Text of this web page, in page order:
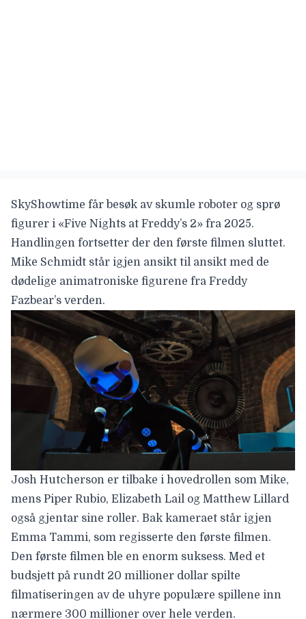
SkyShowtime får besøk av skumle roboter og sprø
figurer i «Five Nights at Freddy’s 2» fra 2025.
Handlingen fortsetter der den første filmen sluttet.
Mike Schmidt står igjen ansikt til ansikt med de
dødelige animatroniske figurene fra Freddy
Fazbear’s verden.
Josh Hutcherson er tilbake i hovedrollen som Mike,
mens Piper Rubio, Elizabeth Lail og Matthew Lillard
også gjentar sine roller. Bak kameraet står igjen
Emma Tammi, som regisserte den første filmen.
Den første filmen ble en enorm suksess. Med et
budsjett på rundt 20 millioner dollar spilte
filmatiseringen av de uhyre populære spillene inn
nærmere 300 millioner over hele verden.